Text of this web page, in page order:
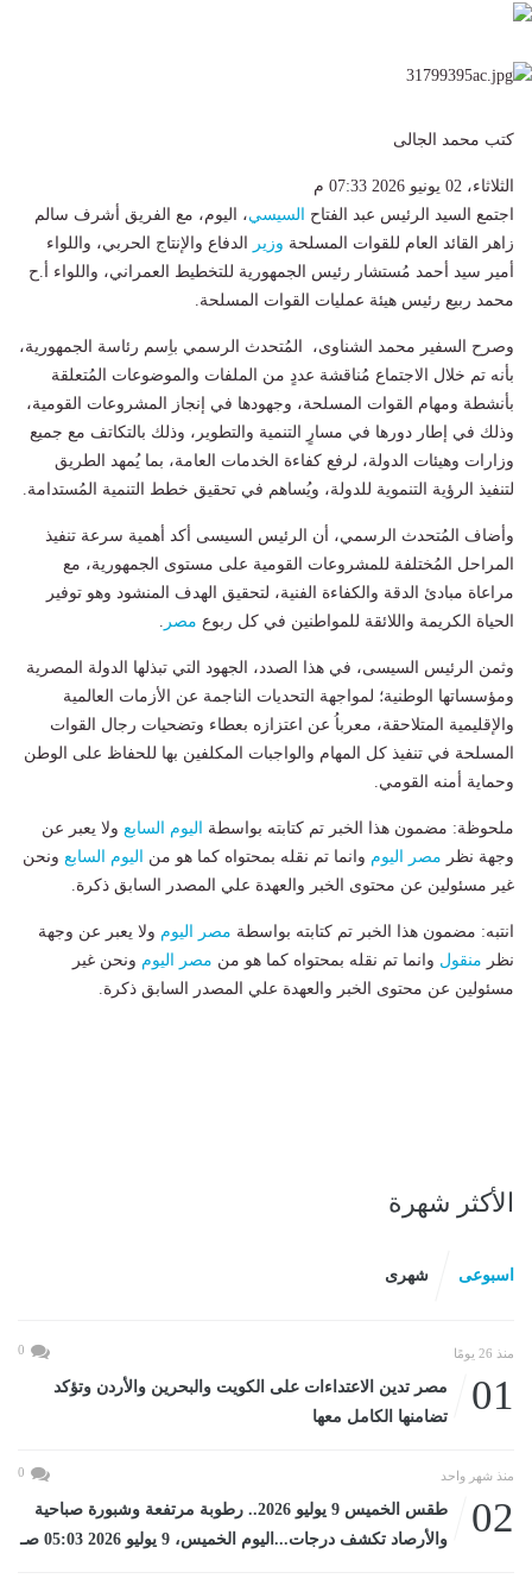
كتب محمد الجالى
الثلاثاء، 02 يونيو 2026 07:33 م
اجتمع السيد الرئيس عبد الفتاح
السيسي، اليوم، مع الفريق أشرف سالم
زاهر القائد العام للقوات المسلحة وزير
الدفاع والإنتاج الحربي، واللواء
أمير سيد أحمد مُستشار رئيس الجمهورية للتخطيط العمراني، واللواء أ.ح
محمد ربيع رئيس هيئة عمليات القوات المسلحة.
وصرح السفير محمد الشناوى، المُتحدث الرسمي باِسم رئاسة الجمهورية،
بأنه تم خلال الاجتماع مُناقشة عددٍ من الملفات والموضوعات المُتعلقة
بأنشطة ومهام القوات المسلحة، وجهودها في إنجاز المشروعات القومية،
وذلك في إطار دورها في مسارٍ التنمية والتطوير، وذلك بالتكاتف مع جميع
وزارات وهيئات الدولة، لرفع كفاءة الخدمات العامة، بما يُمهد الطريق
لتنفيذ الرؤية التنموية للدولة، ويُساهم في تحقيق خطط التنمية المُستدامة.
وأضاف المُتحدث الرسمي، أن الرئيس السيسى أكد أهمية سرعة تنفيذ
المراحل المُختلفة للمشروعات القومية على مستوى الجمهورية، مع
مراعاة مبادئ الدقة والكفاءة الفنية، لتحقيق الهدف المنشود وهو توفير
الحياة الكريمة واللائقة للمواطنين في كل ربوع مصر
وثمن الرئيس السيسى، في هذا الصدد، الجهود التي تبذلها الدولة المصرية
ومؤسساتها الوطنية؛ لمواجهة التحديات الناجمة عن الأزمات العالمية
والإقليمية المتلاحقة، معرباُ عن اعتزازه بعطاء وتضحيات رجال القوات
المسلحة في تنفيذ كل المهام والواجبات المكلفين بها للحفاظ على الوطن
وحماية أمنه القومي.
ملحوظة: مضمون هذا الخبر تم كتابته بواسطة اليوم السابع ولا يعبر عن
وجهة نظر مصر اليوم وانما تم نقله بمحتواه كما هو من اليوم السابع ونحن
غير مسئولين عن محتوى الخبر والعهدة علي المصدر السابق ذكرة.
انتبه: مضمون هذا الخبر تم كتابته بواسطة مصر اليوم ولا يعبر عن وجهة
نظر منقول وانما تم نقله بمحتواه كما هو من مصر اليوم ونحن غير
مسئولين عن محتوى الخبر والعهدة علي المصدر السابق ذكرة.
الأكثر شهرة
اسبوعى شهرى
منذ 26 يومًا 0
01
مصر تدين الاعتداءات على الكويت والبحرين والأردن وتؤكد
تضامنها الكامل معها
منذ شهر واحد 0
02
طقس الخميس 9 يوليو 2026.. رطوبة مرتفعة وشبورة صباحية
والأرصاد تكشف درجات...اليوم الخميس، 9 يوليو 2026 05:03 صـ